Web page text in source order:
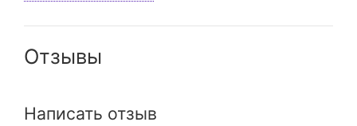
Отзывы
Написать отзыв